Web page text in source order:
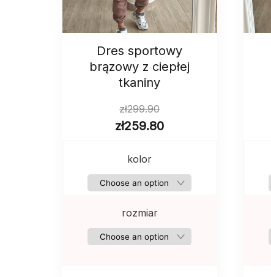
Dres sportowy
brązowy z ciepłej
tkaniny
zł299.90
zł259.80
kolor
rozmiar